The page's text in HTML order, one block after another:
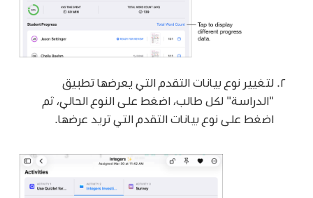
لتغيير نوع بيانات التقدم التي يعرضها تطبيق
"الدراسة" لكل طالب، اضغط على النوع الحالي، ثم
اضغط على نوع بيانات التقدم التي تريد عرضها.